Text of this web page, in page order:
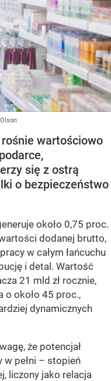
wartościowo
się z ostrą
o bezpieczeństwo
około 0,75 proc.
dodanej brutto,
w całym łańcuchu
i detal. Wartość
21 mld zł rocznie,
o około 45 proc.,
dynamicznych
że potencjał
w pełni – stopień
liczony jako relacja